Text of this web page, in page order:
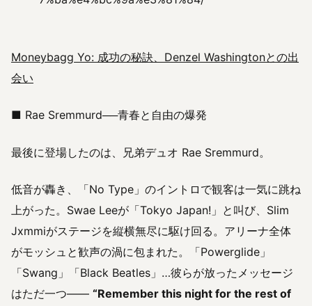
Moneybagg Yo: 成功の秘訣、Denzel Washingtonとの出
会い
■ Rae Sremmurd──青春と自由の爆発
最後に登場したのは、兄弟デュオ Rae Sremmurd。
低音が轟き、「No Type」のイントロで観客は一気に跳ね
上がった。Swae Leeが「Tokyo Japan!」と叫び、Slim
Jxmmiがステージを縦横無尽に駆け回る。アリーナ全体
がモッシュと歓声の渦に包まれた。「Powerglide」
「Swang」「Black Beatles」…彼らが放ったメッセージ
はただ一つ―― “Remember this night for the rest of